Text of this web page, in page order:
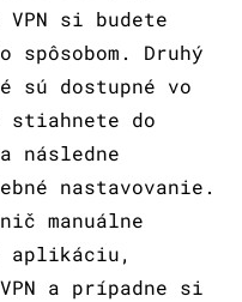
VPN si budete
spôsobom. Druhý
sú dostupné vo
do
následne
nastavovanie.
manuálne
aplikáciu,
a prípadne si